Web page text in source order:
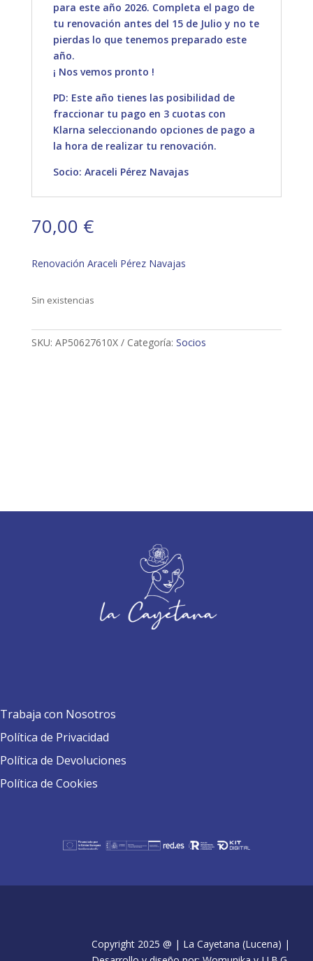
para este año 2026. Completa el pago de
tu renovación antes del 15 de Julio y no te
pierdas lo que tenemos preparado este
año.
¡ Nos vemos pronto !
PD: Este año tienes las posibilidad de
fraccionar tu pago en 3 cuotas con
Klarna seleccionando opciones de pago a
la hora de realizar tu renovación.
Socio: Araceli Pérez Navajas
70,00 €
Renovación Araceli Pérez Navajas
Sin existencias
SKU: AP50627610X Categoría: Socios
Trabaja con Nosotros
Política de Privacidad
Política de Devoluciones
Política de Cookies
Copyright 2025 @ | La Cayetana (Lucena) |